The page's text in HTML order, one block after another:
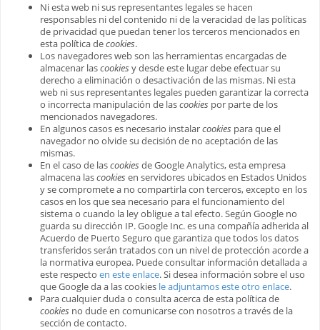
Ni esta web ni sus representantes legales se hacen
responsables ni del contenido ni de la veracidad de las políticas
de privacidad que puedan tener los terceros mencionados en
esta política decookies.
Los navegadores web son las herramientas encargadas de
almacenar lascookies y desde este lugar debe efectuar su
derecho a eliminación o desactivación de las mismas. Ni esta
web ni sus representantes legales pueden garantizar la correcta
o incorrecta manipulación de lascookies por parte de los
mencionados navegadores.
En algunos casos es necesario instalarcookies para que el
navegador no olvide su decisión de no aceptación de las
mismas.
En el caso de lascookies de Google Analytics, esta empresa
almacena lascookies en servidores ubicados en Estados Unidos
y se compromete a no compartirla con terceros, excepto en los
casos en los que sea necesario para el funcionamiento del
sistema o cuando la ley obligue a tal efecto. Según Google no
guarda su dirección IP. Google Inc. es una compañía adherida al
Acuerdo de Puerto Seguro que garantiza que todos los datos
transferidos serán tratados con un nivel de protección acorde a
la normativa europea. Puede consultar información detallada a
este respecto en este enlace. Si desea información sobre el uso
que Google da a las cookies le adjuntamos este otro enlace.
Para cualquier duda o consulta acerca de esta política de
cookies no dude en comunicarse con nosotros a través de la
sección de contacto.